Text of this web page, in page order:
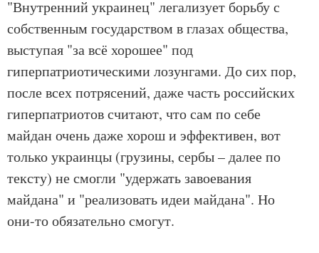
"Внутренний украинец" легализует борьбу с
собственным государством в глазах общества,
выступая "за всё хорошее" под
гиперпатриотическими лозунгами. До сих пор,
после всех потрясений, даже часть российских
гиперпатриотов считают, что сам по себе
майдан очень даже хорош и эффективен, вот
только украинцы (грузины, сербы – далее по
тексту) не смогли "удержать завоевания
майдана" и "реализовать идеи майдана". Но
они-то обязательно смогут.